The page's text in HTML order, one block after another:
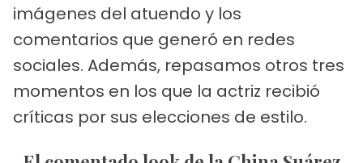
imágenes del atuendo y los
comentarios que generó en redes
sociales. Además, repasamos otros tres
momentos en los que la actriz recibió
críticas por sus elecciones de estilo.